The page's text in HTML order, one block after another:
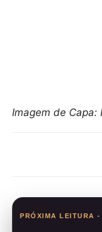
Imagem de Capa:
PRÓXIMA LEITURA